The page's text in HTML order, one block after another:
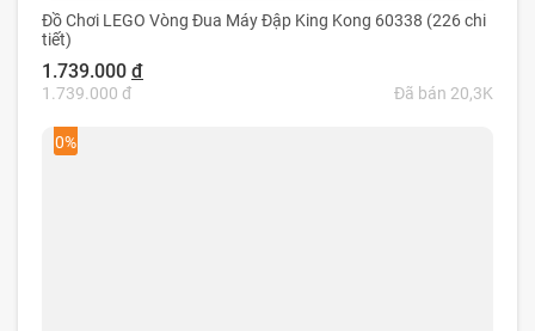
Đồ Chơi LEGO Vòng Đua Máy Đập King Kong 60338 (226 chi
tiết)
1.739.000 đ
1.739.000 đ Đã bán 20,3K
0%